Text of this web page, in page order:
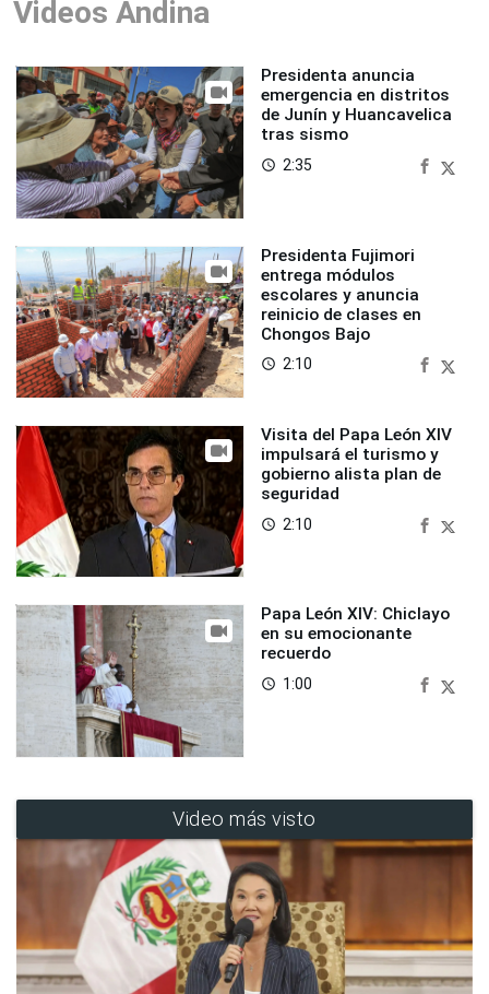
Videos Andina
Presidenta anuncia
emergencia en distritos
de Junín y Huancavelica
tras sismo
access_time 2:35
Presidenta Fujimori
entrega módulos
escolares y anuncia
reinicio de clases en
Chongos Bajo
access_time 2:10
Visita del Papa León XIV
impulsará el turismo y
gobierno alista plan de
seguridad
access_time 2:10
Papa León XIV: Chiclayo
en su emocionante
recuerdo
access_time 1:00
Video más visto